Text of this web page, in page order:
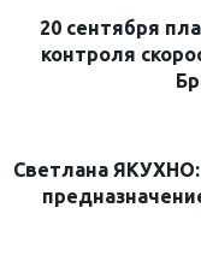
20 сентября
контроля
Светлана ЯКУХНО: